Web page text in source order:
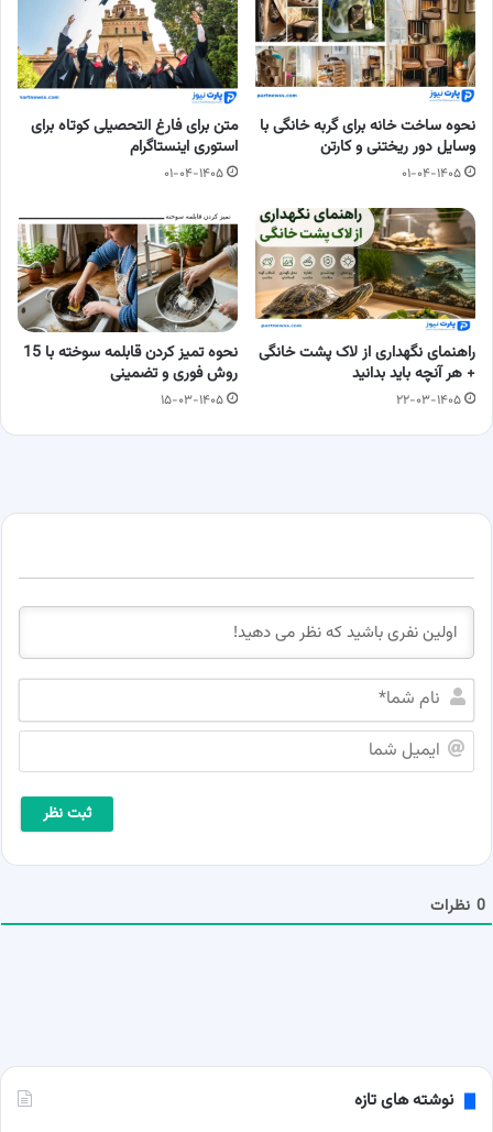
نحوه ساخت خانه برای گربه خانگی با
وسایل دور ریختنی و کارتن
۰۱-۰۴-۱۴۰۵
متن برای فارغ التحصیلی کوتاه برای
استوری اینستاگرام
۰۱-۰۴-۱۴۰۵
راهنمای نگهداری از لاک پشت خانگی
+ هر آنچه باید بدانید
۲۲-۰۳-۱۴۰۵
نحوه تمیز کردن قابلمه سوخته با 15
روش فوری و تضمینی
۱۵-۰۳-۱۴۰۵
م
م
م
0 نظرات
نوشته های تازه